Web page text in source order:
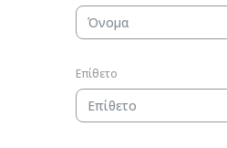
Επίθετο